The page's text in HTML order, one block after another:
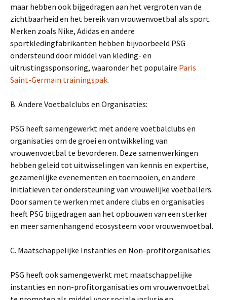
maar hebben ook bijgedragen aan het vergroten van de
zichtbaarheid en het bereik van vrouwenvoetbal als sport.
Merken zoals Nike, Adidas en andere
sportkledingfabrikanten hebben bijvoorbeeld PSG
ondersteund door middel van kleding- en
uitrustingssponsoring, waaronder het populaire Paris
Saint-Germain trainingspak.
B. Andere Voetbalclubs en Organisaties:
PSG heeft samengewerkt met andere voetbalclubs en
organisaties om de groei en ontwikkeling van
vrouwenvoetbal te bevorderen. Deze samenwerkingen
hebben geleid tot uitwisselingen van kennis en expertise,
gezamenlijke evenementen en toernooien, en andere
initiatieven ter ondersteuning van vrouwelijke voetballers.
Door samen te werken met andere clubs en organisaties
heeft PSG bijgedragen aan het opbouwen van een sterker
en meer samenhangend ecosysteem voor vrouwenvoetbal.
C. Maatschappelijke Instanties en Non-profitorganisaties:
PSG heeft ook samengewerkt met maatschappelijke
instanties en non-profitorganisaties om vrouwenvoetbal